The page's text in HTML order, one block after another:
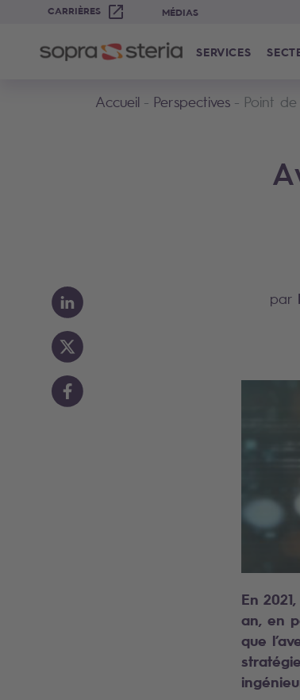
CARRIÈRES MÉDIAS
SERVICES
Accueil Perspectives Point de
par
En
an, en
que